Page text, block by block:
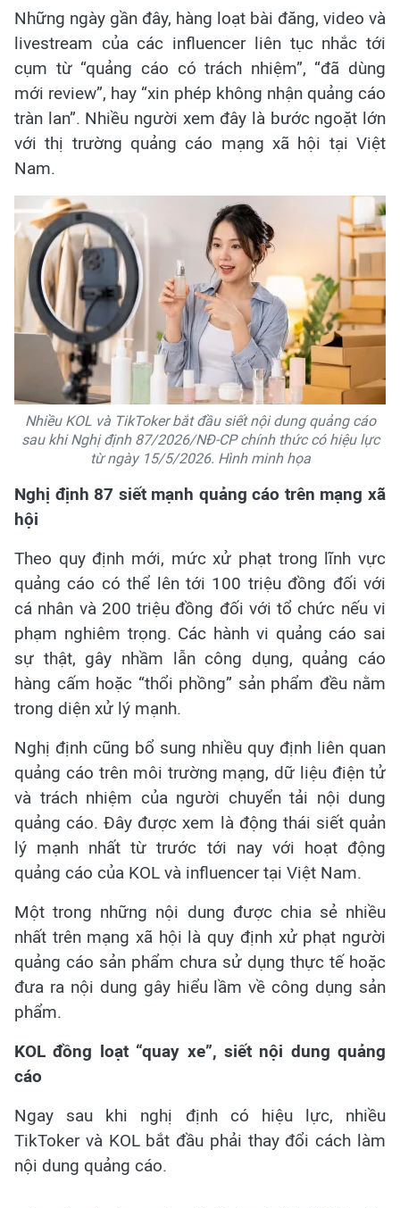
Những ngày gần đây, hàng loạt bài đăng, video và
livestream của các influencer liên tục nhắc tới
cụm từ “quảng cáo có trách nhiệm”, “đã dùng
mới review”, hay “xin phép không nhận quảng cáo
tràn lan”. Nhiều người xem đây là bước ngoặt lớn
với thị trường quảng cáo mạng xã hội tại Việt
Nam.
Nhiều KOL và TikToker bắt đầu siết nội dung quảng cáo
sau khi Nghị định 87/2026/NĐ-CP chính thức có hiệu lực
từ ngày 15/5/2026. Hình minh họa
Nghị định 87 siết mạnh quảng cáo trên mạng xã
hội
Theo quy định mới, mức xử phạt trong lĩnh vực
quảng cáo có thể lên tới 100 triệu đồng đối với
cá nhân và 200 triệu đồng đối với tổ chức nếu vi
phạm nghiêm trọng. Các hành vi quảng cáo sai
sự thật, gây nhầm lẫn công dụng, quảng cáo
hàng cấm hoặc “thổi phồng” sản phẩm đều nằm
trong diện xử lý mạnh.
Nghị định cũng bổ sung nhiều quy định liên quan
quảng cáo trên môi trường mạng, dữ liệu điện tử
và trách nhiệm của người chuyển tải nội dung
quảng cáo. Đây được xem là động thái siết quản
lý mạnh nhất từ trước tới nay với hoạt động
quảng cáo của KOL và influencer tại Việt Nam.
Một trong những nội dung được chia sẻ nhiều
nhất trên mạng xã hội là quy định xử phạt người
quảng cáo sản phẩm chưa sử dụng thực tế hoặc
đưa ra nội dung gây hiểu lầm về công dụng sản
phẩm.
KOL đồng loạt “quay xe”, siết nội dung quảng
cáo
Ngay sau khi nghị định có hiệu lực, nhiều
TikToker và KOL bắt đầu phải thay đổi cách làm
nội dung quảng cáo.